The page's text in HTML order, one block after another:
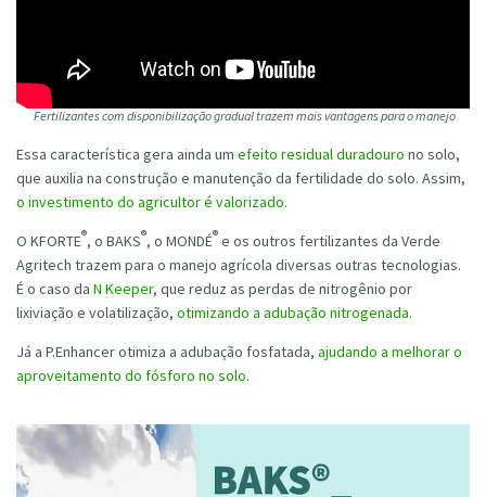
Fertilizantes com disponibilização gradual trazem mais vantagens para o manejo
Essa característica gera ainda um efeito residual duradouro no solo,
que auxilia na construção e manutenção da fertilidade do solo. Assim,
o investimento do agricultor é valorizado.
O KFORTE®, o BAKS®, o MONDÉ® e os outros fertilizantes da Verde
Agritech trazem para o manejo agrícola diversas outras tecnologias.
É o caso da N Keeper, que reduz as perdas de nitrogênio por
lixiviação e volatilização, otimizando a adubação nitrogenada.
Já a P.Enhancer otimiza a adubação fosfatada, ajudando a melhorar o
aproveitamento do fósforo no solo.